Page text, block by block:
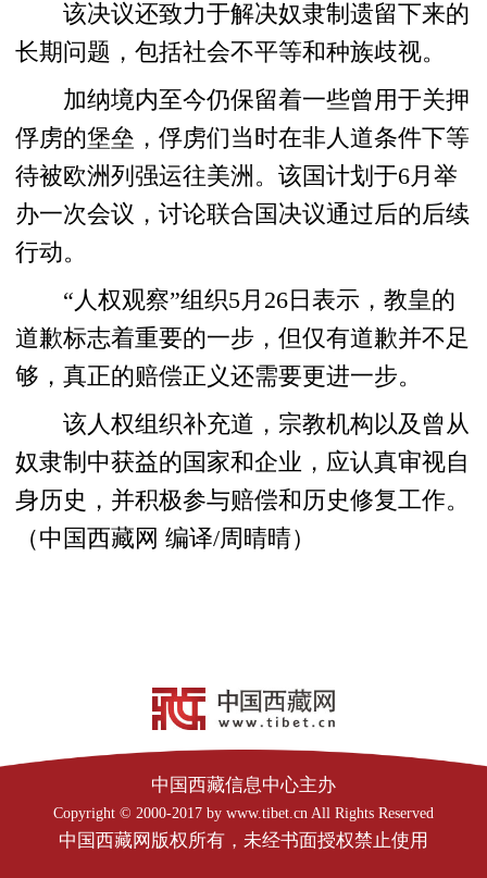
该决议还致力于解决奴隶制遗留下来的
长期问题，包括社会不平等和种族歧视。
加纳境内至今仍保留着一些曾用于关押
俘虏的堡垒，俘虏们当时在非人道条件下等
待被欧洲列强运往美洲。该国计划于6月举
办一次会议，讨论联合国决议通过后的后续
行动。
“人权观察”组织5月26日表示，教皇的
道歉标志着重要的一步，但仅有道歉并不足
够，真正的赔偿正义还需要更进一步。
该人权组织补充道，宗教机构以及曾从
奴隶制中获益的国家和企业，应认真审视自
身历史，并积极参与赔偿和历史修复工作。
（中国西藏网 编译/周晴晴）
中国西藏信息中心主办
Copyright © 2000-2017 by www.tibet.cn All Rights Reserved
中国西藏网版权所有，未经书面授权禁止使用